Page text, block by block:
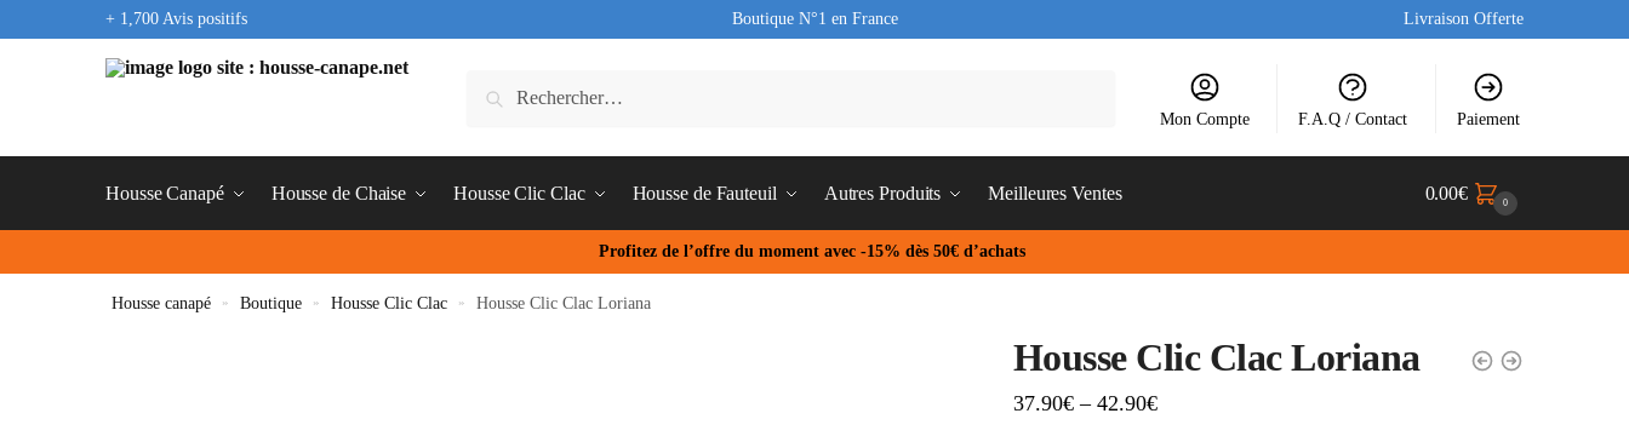
+ 1,700 Avis positifs Boutique N°1 en France Livraison Offerte
Mon Compte F.A.Q / Contact Paiement
Housse Canapé Housse de Chaise Housse Clic Clac Housse de Fauteuil Autres Produits Meilleures Ventes 0.00€ 0
Profitez de l’offre du moment avec -15% dès 50€ d’achats
Housse canapé » Boutique » Housse Clic Clac » Housse Clic Clac Loriana
Housse Clic Clac Loriana
37.90€– 42.90€